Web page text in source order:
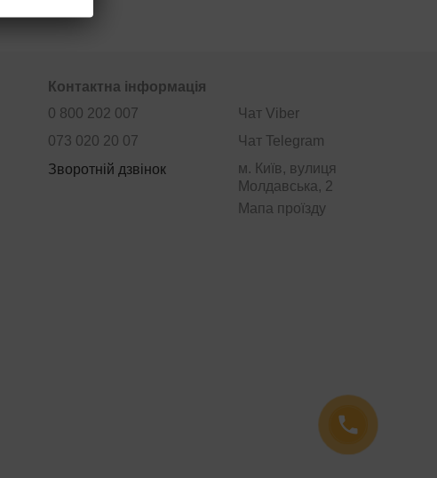
Контактна інформація
0 800 202 007
073 020 20 07
Зворотній дзвінок
Чат Viber
Чат Telegram
м. Київ, вулиця
Молдавська, 2
Мапа проїзду